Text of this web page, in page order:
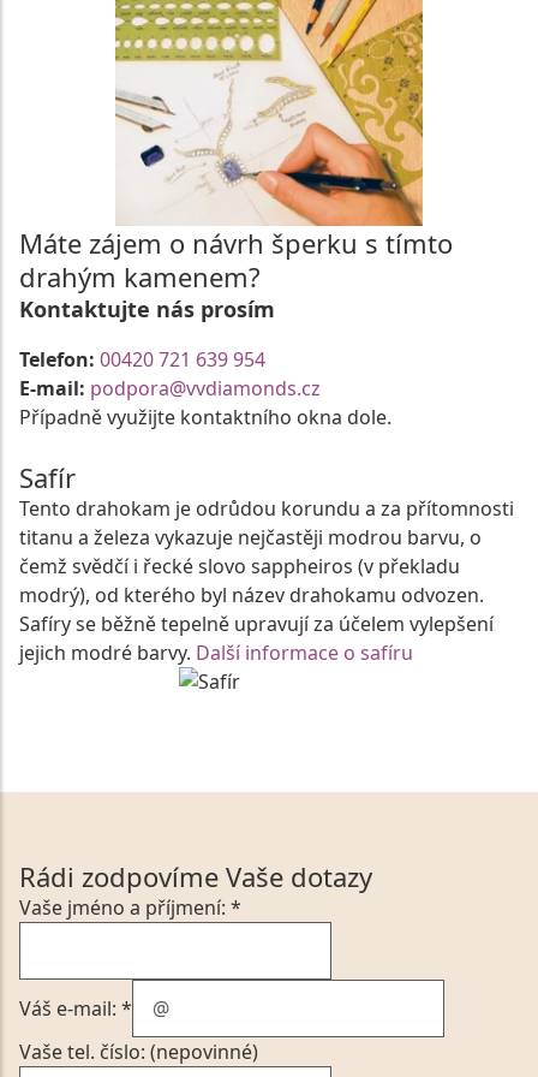
Máte zájem o návrh šperku s tímto
drahým kamenem?
Kontaktujte nás prosím
Telefon: 00420 721 639 954
E-mail: podpora@vvdiamonds.cz
Případně využijte kontaktního okna dole.
Safír
Tento drahokam je odrůdou korundu a za přítomnosti
titanu a železa vykazuje nejčastěji modrou barvu, o
čemž svědčí i řecké slovo sappheiros (v překladu
modrý), od kterého byl název drahokamu odvozen.
Safíry se běžně tepelně upravují za účelem vylepšení
jejich modré barvy. Další informace o safíru
Rádi zodpovíme Vaše dotazy
Vaše jméno a příjmení: *
Váš e-mail: *
Vaše tel. číslo: (nepovinné)